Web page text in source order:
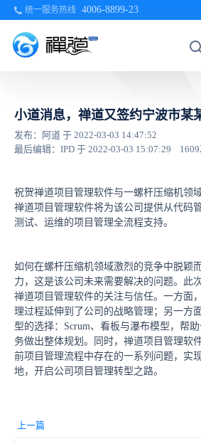
统一服务热线 4006-8899-23
小道消息，禅道又签约宁波市某
发布：阿道 于 2022-03-03 14:47:52
最后编辑：IPD 于 2022-03-03 15:07:29
祝贺禅道项目管理软件与一螺杆压缩机领
禅道项目管理软件将为该公司提供从代码
测试、运维的项目管理全流程支持。
如何在螺杆压缩机领域激烈的竞争中脱颖
力，这是该公司未来需要解决的问题。此
禅道项目管理软件的关注与信任。一方面
理过程延伸到了公司的战略管理；另一方
型的选择：Scrum、看板与瀑布模型，帮
务做出整体规划。同时，禅道项目管理软
前项目管理流程中存在的一系列问题，实
地，开启公司项目管理转型之路。
上一篇